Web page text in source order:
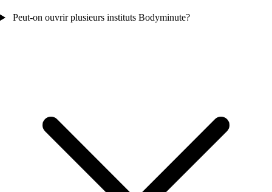
Peut-on ouvrir plusieurs instituts Bodyminute?